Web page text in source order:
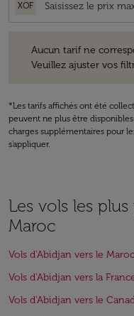
XOF
Aucun tarif ne
Veuillez ajuster vos
*Les tarifs affichés ont été
peuvent ne plus être
charges supplémentaires pour
s'appliquer.
Les vols les
Maroc
Vols d'Abidjan vers le Maroc
Vols d'Abidjan vers la
Vols d'Abidjan vers le